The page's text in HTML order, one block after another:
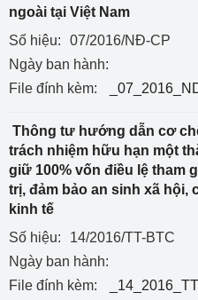
ngoài tại Việt Nam
Số hiệu:
07/2016/NĐ-CP
Ngày ban hành:
File đính kèm:
Thông tư hướng dẫn cơ
trách nhiệm hữu hạn một
giữ 100% vốn điều lệ tham
trị, đảm bảo an sinh xã hội,
kinh tế
Số hiệu:
14/2016/TT-BTC
Ngày ban hành:
File đính kèm: